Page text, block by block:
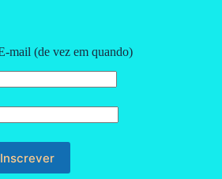
mail (de vez em quando)